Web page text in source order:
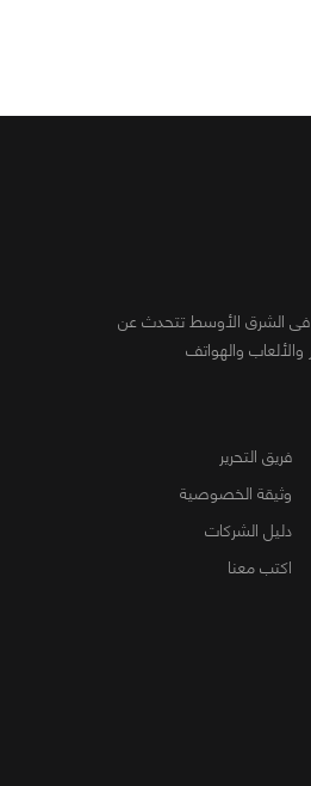
فى الشرق الأوسط تتحدث عن
والهواتف
فريق التحرير
وثيقة الخصوصية
دليل الشركات
اكتب معنا